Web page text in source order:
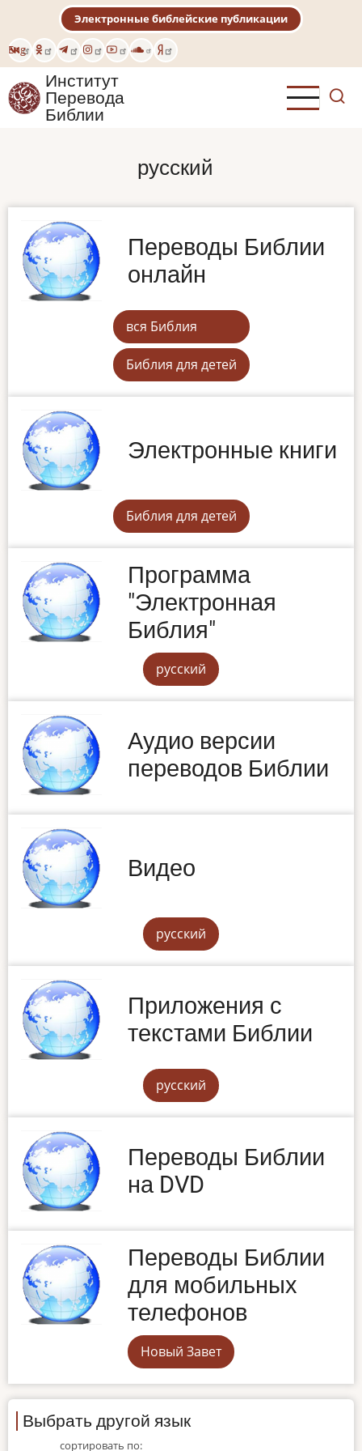
основному
содержанию
Eng
Электронные библейские публикации
Институт
Перевода
Библии
русский
Переводы Библии
онлайн
вся Библия
Библия для детей
Электронные книги
Библия для детей
Программа
"Электронная
Библия"
русский
Аудио версии
переводов Библии
Видео
русский
Приложения с
текстами Библии
русский
Переводы Библии
на DVD
Переводы Библии
для мобильных
телефонов
Новый Завет
Выбрать другой язык
сортировать по: